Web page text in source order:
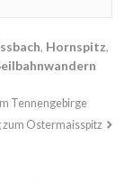
, Hornspitz,
Tennengebirge
Ostermaisspitz